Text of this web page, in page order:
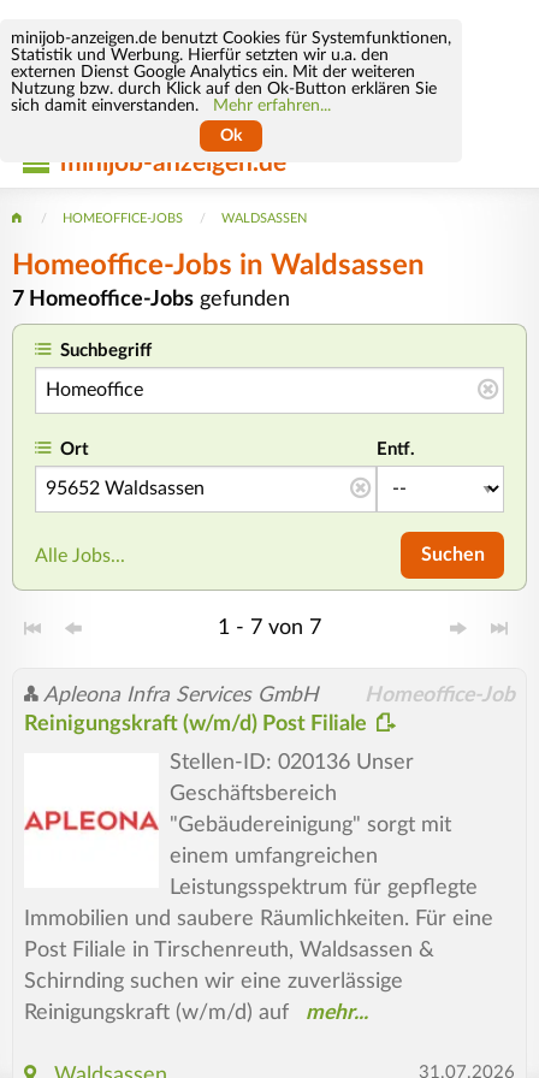
minijob-anzeigen.de benutzt Cookies für Systemfunktionen,
Statistik und Werbung. Hierfür setzten wir u.a. den
externen Dienst Google Analytics ein. Mit der weiteren
Nutzung bzw. durch Klick auf den Ok-Button erklären Sie
sich damit einverstanden.
Mehr erfahren...
Ok
minijob-anzeigen.de
HOMEOFFICE-JOBS WALDSASSEN
Homeoffice-Jobs in Waldsassen
7 Homeoffice-Jobs gefunden
Suchbegriff
Ort Entf.
Alle Jobs... Suchen
1 - 7 von 7
Apleona Infra Services GmbH Homeoffice-Job
Reinigungskraft (w/m/d) Post Filiale
Stellen-ID: 020136 Unser
Geschäftsbereich
"Gebäudereinigung" sorgt mit
einem umfangreichen
Leistungsspektrum für gepflegte
Immobilien und saubere Räumlichkeiten. Für eine
Post Filiale in Tirschenreuth, Waldsassen &
Schirnding suchen wir eine zuverlässige
Reinigungskraft (w/m/d) auf
31.07.2026